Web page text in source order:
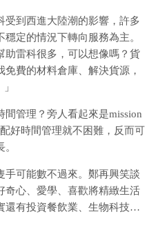
受到西進大陸潮的影響，許多
定的情況下轉向服務為主。
助雷科很多，可以想像嗎？貨
費的材料倉庫、解決貨源，
管理？旁人看起來是mission
好時間管理就不困難，反而可
手可能數不過來。鄭再興笑談
奇心、愛學、喜歡將精緻生活
還有投資餐飲業、生物科技…